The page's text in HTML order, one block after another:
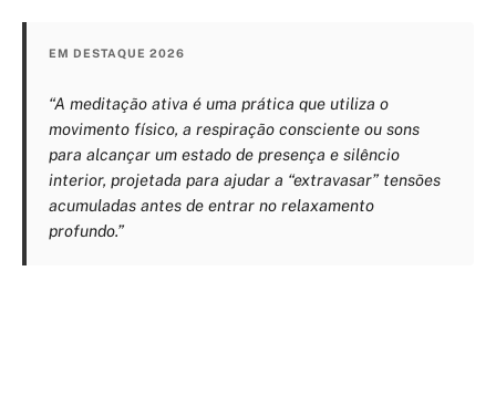
EM DESTAQUE 2026
“A meditação ativa é uma prática que utiliza o
movimento físico, a respiração consciente ou sons
para alcançar um estado de presença e silêncio
interior, projetada para ajudar a “extravasar” tensões
acumuladas antes de entrar no relaxamento
profundo.”